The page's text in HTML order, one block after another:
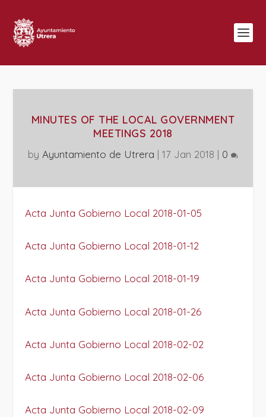
MINUTES OF THE LOCAL GOVERNMENT
MEETINGS 2018
by Ayuntamiento de Utrera | 17 Jan 2018 | 0
Acta Junta Gobierno Local 2018-01-05
Acta Junta Gobierno Local 2018-01-12
Acta Junta Gobierno Local 2018-01-19
Acta Junta Gobierno Local 2018-01-26
Acta Junta Gobierno Local 2018-02-02
Acta Junta Gobierno Local 2018-02-06
Acta Junta Gobierno Local 2018-02-09